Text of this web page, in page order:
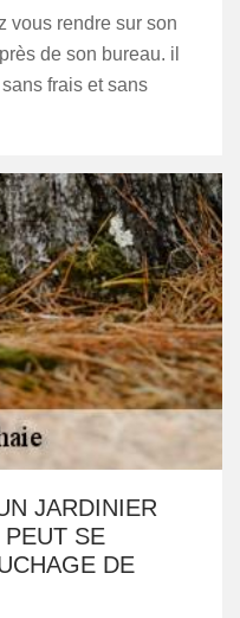
vous rendre sur son
de son bureau. il
frais et sans
JARDINIER
SE
DE